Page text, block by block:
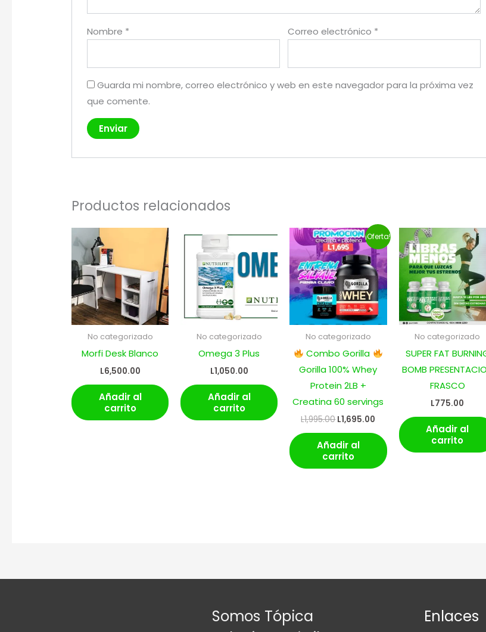
Nombre * Correo electrónico *
Guarda mi nombre, correo electrónico y web en este navegador para la próxima vez
que comente.
Productos relacionados
No categorizado
Morfi Desk Blanco
L6,500.00
Añadir al
carrito
No categorizado
Omega 3 Plus
L1,050.00
Añadir al
carrito
¡Oferta!
No categorizado
Combo Gorilla
Gorilla 100% Whey
Protein 2LB +
Creatina 60 servings
L1,995.00
El
precio
original
era:
L1,995.00.
L1,695.00
El
precio
actual
es:
L1,695.00.
Añadir al
carrito
No categorizado
SUPER FAT
BOMB
FRASCO
L775.00
Añadir al
carrito
Somos Tópica
Enlaces